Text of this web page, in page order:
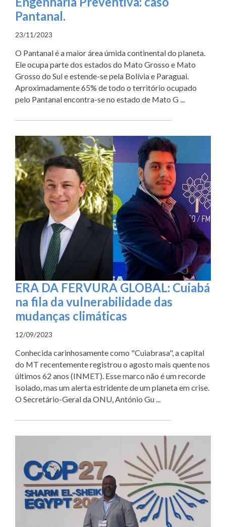
Pantanal.
23/11/2023
O Pantanal é a maior área úmida continental do planeta.
Ele ocupa parte dos estados do Mato Grosso e Mato
Grosso do Sul e estende-se pela Bolívia e Paraguai.
Aproximadamente 65% de todo o território ocupado
pelo Pantanal encontra-se no estado de Mato G ...
ERA DA FERVURA GLOBAL: Cuiabá
na fila da vulnerabilidade das
mudanças climáticas
12/09/2023
Conhecida carinhosamente como "Cuiabrasa", a capital
do MT recentemente registrou o agosto mais quente nos
últimos 62 anos (INMET). Esse marco não é um recorde
isolado, mas um alerta estridente de um planeta em crise.
O Secretário-Geral da ONU, António Gu ...